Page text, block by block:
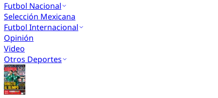
Futbol Nacional
Selección Mexicana
Futbol Internacional
Opinión
Video
Otros Deportes